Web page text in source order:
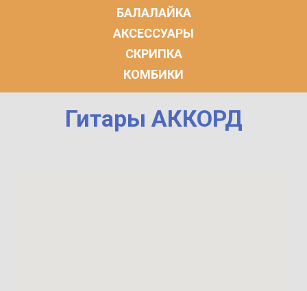
БАЛАЛАЙКА
АКСЕССУАРЫ
СКРИПКА
КОМБИКИ
Гитары АККОРД